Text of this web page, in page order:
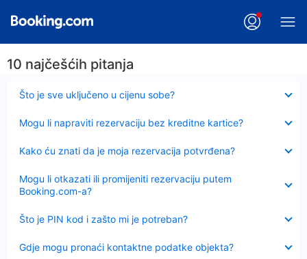
10 najčešćih pitanja
Što je sve uključeno u cijenu sobe?
Sažeto
Mogu li napraviti rezervaciju bez kreditne kartice?
Kako ću znati da je moja rezervacija potvrđena?
Mogu li otkazati ili promijeniti rezervaciju putem
Booking.com-a?
Što je PIN kod i zašto mi je potreban?
Sažeto
Gdje mogu pronaći kontaktne podatke objekta?